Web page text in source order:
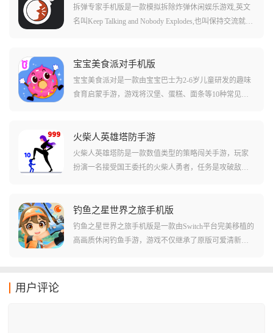
拆弹专家手机版是一款模拟拆除炸弹休闲娱乐游戏,英文
名叫Keep Talking and Nobody Explodes,也叫保持交流就没
炸。在游戏中,玩家一方扮演拆弹者,目标是在伙伴的帮助
下拆除炸弹,另一方则扮演拆弹专家,通过使用拆弹手册指
引你完成拆弹任务。游戏内拆弹者看不到手册,专家也看
不及拆除发生爆炸,则闯关失败。
宝宝美食派对手机版
宝宝美食派对是一款由宝宝巴士为2-6岁儿童研发的趣味
食育启蒙手游，游戏将汉堡、蛋糕、面条等10种常见美
通过帮美食洗澡、换装、装饰等互动，孩子能自然而然
地认识食材，了解食物的制作过程，并建立起对食物的
初步认知。
火柴人英雄塔防手游
火柴人英雄塔防是一款数值类型的策略闯关手游，玩家
扮演一名接受国王委托的火柴人勇者，任务是攻破敌军
数字，你必须像玩大鱼吃小鱼一样，精准计算每一次进
攻，才能在这场关于数字的游戏中存活下去。
钓鱼之星世界之旅手机版
钓鱼之星世界之旅手机版是一款由Switch平台完美移植的
高画质休闲钓鱼手游，游戏不仅继承了原版可爱清新的
用户评论